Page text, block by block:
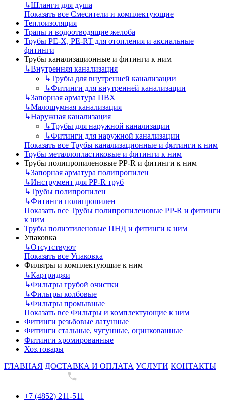
↳Шланги для душа
Показать все Смесители и комплектующие
Теплоизоляция
Трапы и водоотводящие желоба
Трубы PE-X, PE-RT для отопления и аксиальные
фитинги
Трубы канализационные и фитинги к ним
↳Внутренняя канализация
↳Трубы для внутренней канализации
↳Фитинги для внутренней канализации
↳Запорная арматура ПВХ
↳Малошумная канализация
↳Наружная канализация
↳Трубы для наружной канализации
↳Фитинги для наружной канализации
Показать все Трубы канализационные и фитинги к ним
Трубы металлопластиковые и фитинги к ним
Трубы полипропиленовые PP-R и фитинги к ним
↳Запорная арматура полипропилен
↳Инструмент для PP-R труб
↳Трубы полипропилен
↳Фитинги полипропилен
Показать все Трубы полипропиленовые PP-R и фитинги
к ним
Трубы полиэтиленовые ПНД и фитинги к ним
Упаковка
↳Отсутствуют
Показать все Упаковка
Фильтры и комплектующие к ним
↳Картриджи
↳Фильтры грубой очистки
↳Фильтры колбовые
↳Фильтры промывные
Показать все Фильтры и комплектующие к ним
Фитинги резьбовые латунные
Фитинги стальные, чугунные, оцинкованные
Фитинги хромированные
Хоз.товары
ГЛАВНАЯ ДОСТАВКА И ОПЛАТА УСЛУГИ КОНТАКТЫ
+7 (4852) 211-511